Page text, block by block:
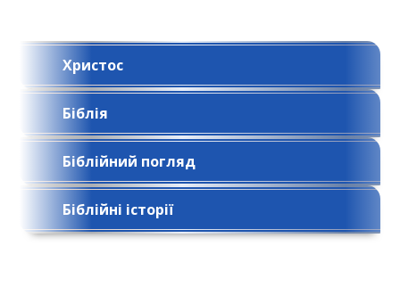
а
і
я
а
и
Христос
Біблія
Біблійний погляд
Біблійні історії